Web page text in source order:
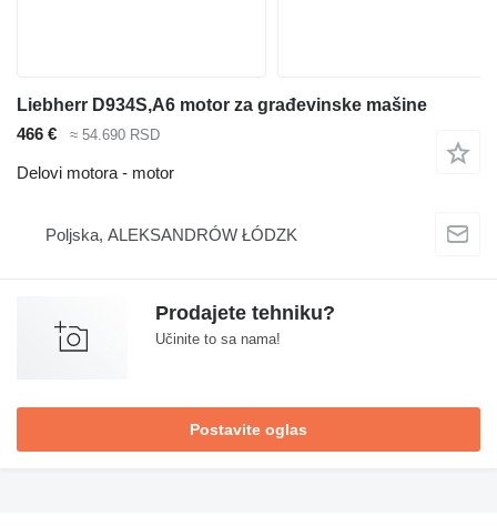
Liebherr D934S,A6 motor za građevinske mašine
466 €
≈ 54.690 RSD
Delovi motora - motor
Poljska, ALEKSANDRÓW ŁÓDZK
Prodajete tehniku?
Učinite to sa nama!
Postavite oglas